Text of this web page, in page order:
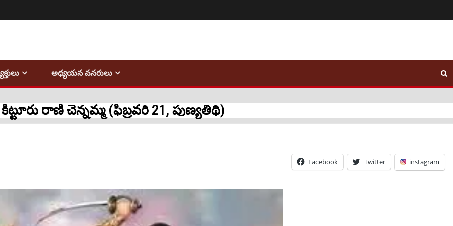
అధ్యయన వనరులు
కిట్టూరు రాణి చెన్నమ్మ (ఫిబ్రవరి 21, పుణ్యతిథి)
Facebook Twitter instagram